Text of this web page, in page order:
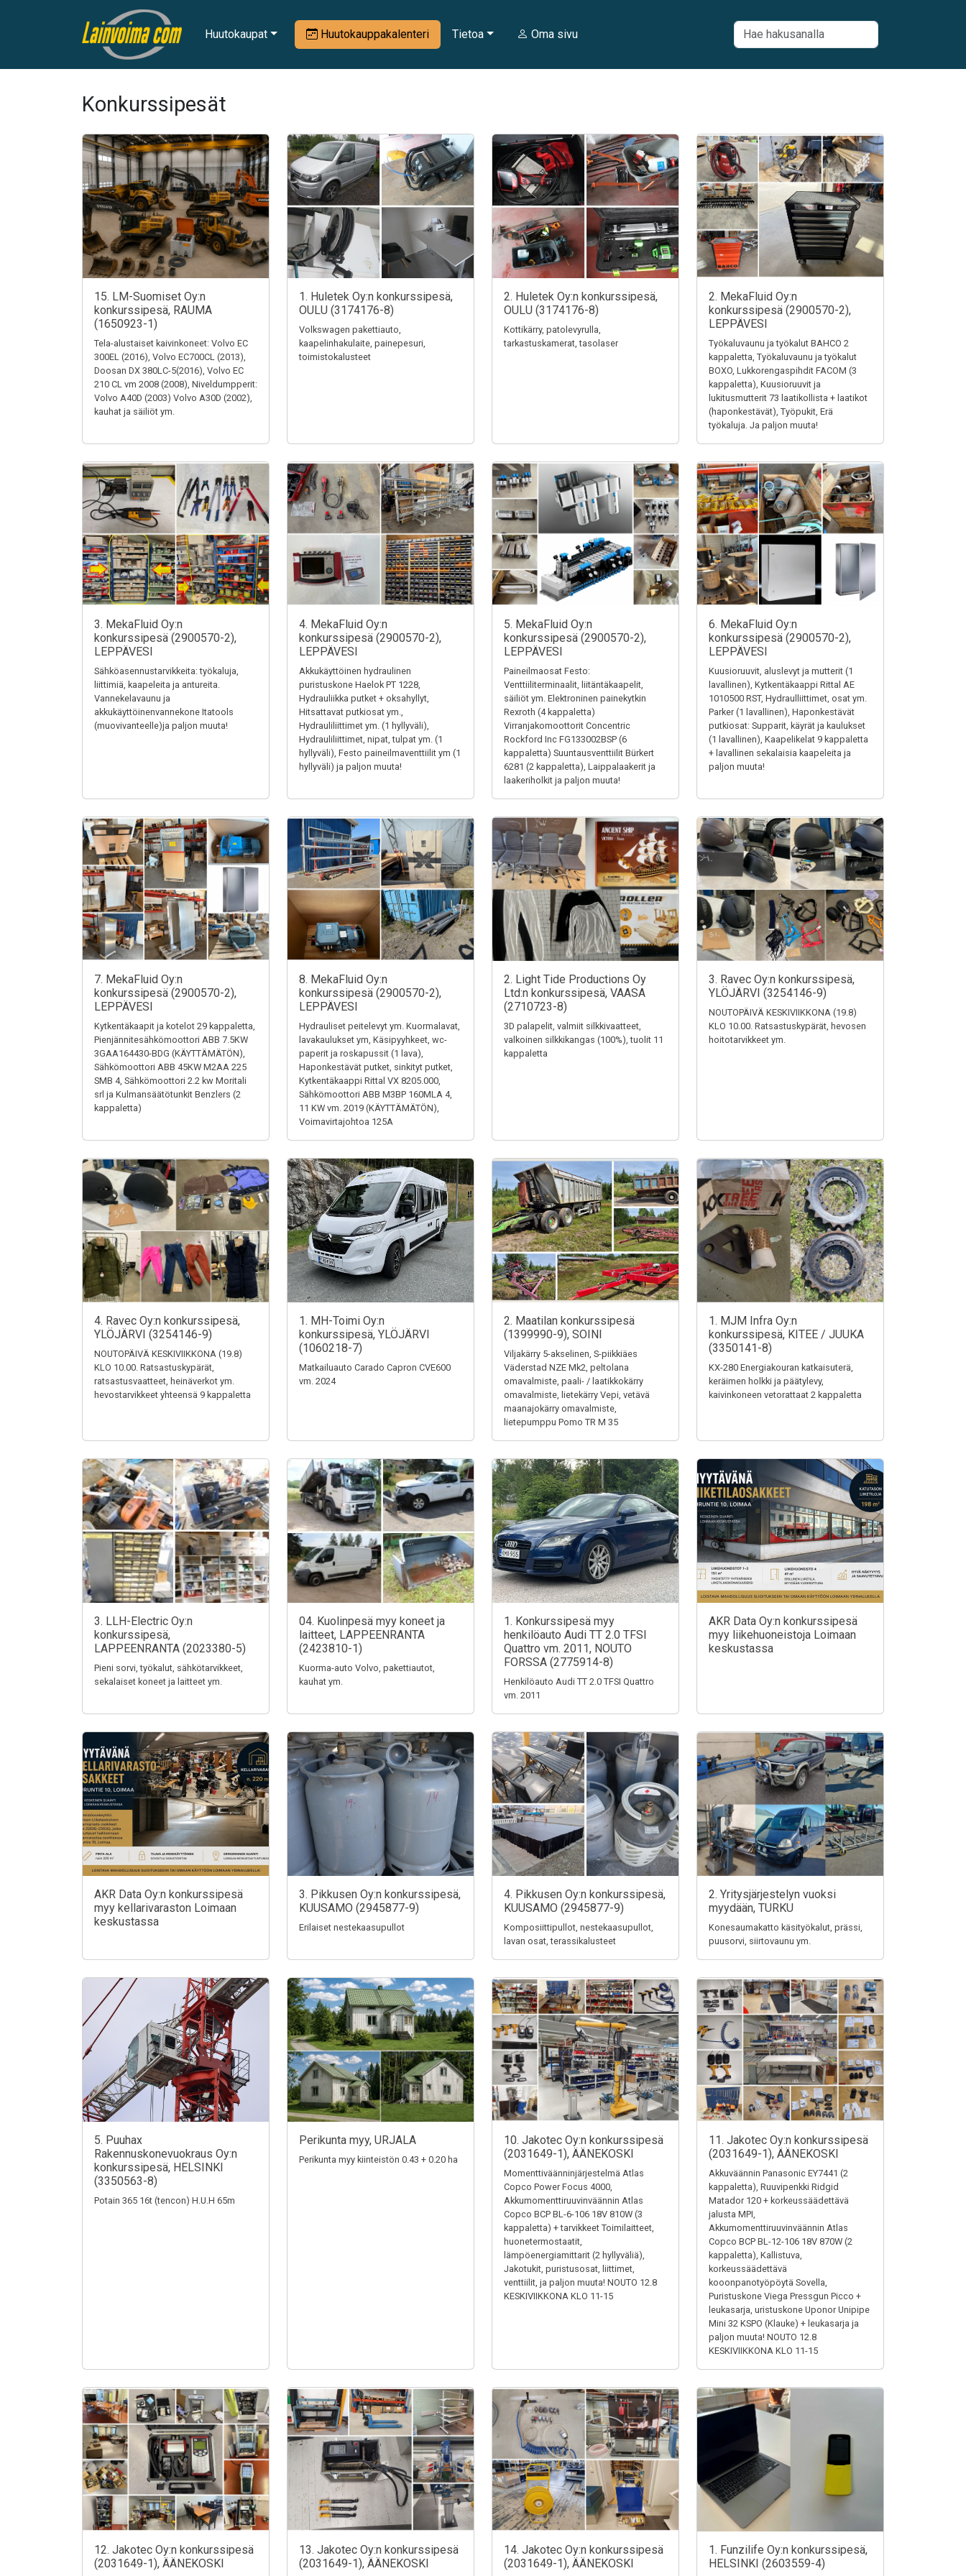
Huutokaupat Huutokauppakalenteri Tietoa Oma sivu
Konkurssipesät
15. LM-Suomiset Oy:n
konkurssipesä, RAUMA
(1650923-1)
Tela-alustaiset kaivinkoneet: Volvo EC
300EL (2016), Volvo EC700CL (2013),
Doosan DX 380LC-5(2016), Volvo EC
210 CL vm 2008 (2008), Niveldumpperit:
Volvo A40D (2003) Volvo A30D (2002),
kauhat ja säiliöt ym.
1. Huletek Oy:n konkurssipesä,
OULU (3174176-8)
Volkswagen pakettiauto,
kaapelinhakulaite, painepesuri,
toimistokalusteet
2. Huletek Oy:n konkurssipesä,
OULU (3174176-8)
Kottikärry, patolevyrulla,
tarkastuskamerat, tasolaser
2. MekaFluid Oy:n
konkurssipesä (2900570-2),
LEPPÄVESI
Työkaluvaunu ja työkalut BAHCO 2
kappaletta, Työkaluvaunu ja työkalut
BOXO, Lukkorengaspihdit FACOM (3
kappaletta), Kuusioruuvit ja
lukitusmutterit 73 laatikollista + laatikot
(haponkestävät), Työpukit, Erä
työkaluja. Ja paljon muuta!
3. MekaFluid Oy:n
konkurssipesä (2900570-2),
LEPPÄVESI
Sähköasennustarvikkeita: työkaluja,
liittimiä, kaapeleita ja antureita.
Vannekelavaunu ja
akkukäyttöinenvannekone Itatools
(muovivanteelle)ja paljon muuta!
4. MekaFluid Oy:n
konkurssipesä (2900570-2),
LEPPÄVESI
Akkukäyttöinen hydraulinen
puristuskone Haelok PT 1228,
Hydrauliikka putket + oksahyllyt,
Hitsattavat putkiosat ym.,
Hydrauliliittimet ym. (1 hyllyväli),
Hydrauliliittimet, nipat, tulpat ym. (1
hyllyväli), Festo paineilmaventtiilit ym (1
hyllyväli) ja paljon muuta!
5. MekaFluid Oy:n
konkurssipesä (2900570-2),
LEPPÄVESI
Paineilmaosat Festo:
Venttiiliterminaalit, liitäntäkaapelit,
säiliöt ym. Elektroninen painekytkin
Rexroth (4 kappaletta)
Virranjakomoottorit Concentric
Rockford Inc FG133002BSP (6
kappaletta) Suuntausventtiilit Bürkert
6281 (2 kappaletta), Laippalaakerit ja
laakeriholkit ja paljon muuta!
6. MekaFluid Oy:n
konkurssipesä (2900570-2),
LEPPÄVESI
Kuusioruuvit, aluslevyt ja mutterit (1
lavallinen), Kytkentäkaappi Rittal AE
1010500 RST, Hydraulliittimet, osat ym.
Parker (1 lavallinen), Haponkestävät
putkiosat: Supparit, käyrät ja kaulukset
(1 lavallinen), Kaapelikelat 9 kappaletta
+ lavallinen sekalaisia kaapeleita ja
paljon muuta!
7. MekaFluid Oy:n
konkurssipesä (2900570-2),
LEPPÄVESI
Kytkentäkaapit ja kotelot 29 kappaletta,
Pienjännitesähkömoottori ABB 7.5KW
3GAA164430-BDG (KÄYTTÄMÄTÖN),
Sähkömoottori ABB 45KW M2AA 225
SMB 4, Sähkömoottori 2.2 kw Moritali
srl ja Kulmansäätötunkit Benzlers (2
kappaletta)
8. MekaFluid Oy:n
konkurssipesä (2900570-2),
LEPPÄVESI
Hydrauliset peitelevyt ym. Kuormalavat,
lavakaulukset ym, Käsipyyhkeet, wc-
paperit ja roskapussit (1 lava),
Haponkestävät putket, sinkityt putket,
Kytkentäkaappi Rittal VX 8205.000,
Sähkömoottori ABB M3BP 160MLA 4,
11 KW vm. 2019 (KÄYTTÄMÄTÖN),
Voimavirtajohtoa 125A
2. Light Tide Productions Oy
Ltd:n konkurssipesä, VAASA
(2710723-8)
3D palapelit, valmiit silkkivaatteet,
valkoinen silkkikangas (100%), tuolit 11
kappaletta
3. Ravec Oy:n konkurssipesä,
YLÖJÄRVI (3254146-9)
NOUTOPÄIVÄ KESKIVIIKKONA (19.8)
KLO 10.00. Ratsastuskypärät, hevosen
hoitotarvikkeet ym.
4. Ravec Oy:n konkurssipesä,
YLÖJÄRVI (3254146-9)
NOUTOPÄIVÄ KESKIVIIKKONA (19.8)
KLO 10.00. Ratsastuskypärät,
ratsastusvaatteet, heinäverkot ym.
hevostarvikkeet yhteensä 9 kappaletta
1. MH-Toimi Oy:n
konkurssipesä, YLÖJÄRVI
(1060218-7)
Matkailuauto Carado Capron CVE600
vm. 2024
2. Maatilan konkurssipesä
(1399990-9), SOINI
Viljakärry 5-akselinen, S-piikkiäes
Väderstad NZE Mk2, peltolana
omavalmiste, paali- / laatikkokärry
omavalmiste, lietekärry Vepi, vetävä
maanajokärry omavalmiste,
lietepumppu Pomo TR M 35
1. MJM Infra Oy:n
konkurssipesä, KITEE / JUUKA
(3350141-8)
KX-280 Energiakouran katkaisuterä,
keräimen holkki ja päätylevy,
kaivinkoneen vetorattaat 2 kappaletta
3. LLH-Electric Oy:n
konkurssipesä,
LAPPEENRANTA (2023380-5)
Pieni sorvi, työkalut, sähkötarvikkeet,
sekalaiset koneet ja laitteet ym.
04. Kuolinpesä myy koneet ja
laitteet, LAPPEENRANTA
(2423810-1)
Kuorma-auto Volvo, pakettiautot,
kauhat ym.
1. Konkurssipesä myy
henkilöauto Audi TT 2.0 TFSI
Quattro vm. 2011, NOUTO
FORSSA (2775914-8)
Henkilöauto Audi TT 2.0 TFSI Quattro
vm. 2011
AKR Data Oy:n konkurssipesä
myy liikehuoneistoja Loimaan
keskustassa
AKR Data Oy:n konkurssipesä
myy kellarivaraston Loimaan
keskustassa
3. Pikkusen Oy:n konkurssipesä,
KUUSAMO (2945877-9)
Erilaiset nestekaasupullot
4. Pikkusen Oy:n konkurssipesä,
KUUSAMO (2945877-9)
Komposiittipullot, nestekaasupullot,
lavan osat, terassikalusteet
2. Yritysjärjestelyn vuoksi
myydään, TURKU
Konesaumakatto käsityökalut, prässi,
puusorvi, siirtovaunu ym.
5. Puuhax
Rakennuskonevuokraus Oy:n
konkurssipesä, HELSINKI
(3350563-8)
Potain 365 16t (tencon) H.U.H 65m
Perikunta myy, URJALA
Perikunta myy kiinteistön 0.43 + 0.20 ha
10. Jakotec Oy:n konkurssipesä
(2031649-1), ÄÄNEKOSKI
Momenttiväänninjärjestelmä Atlas
Copco Power Focus 4000,
Akkumomenttiruuvinväännin Atlas
Copco BCP BL-6-106 18V 810W (3
kappaletta) + tarvikkeet Toimilaitteet,
huonetermostaatit,
lämpöenergiamittarit (2 hyllyväliä),
Jakotukit, puristusosat, liittimet,
venttiilit, ja paljon muuta! NOUTO 12.8
KESKIVIIKKONA KLO 11-15
11. Jakotec Oy:n konkurssipesä
(2031649-1), ÄÄNEKOSKI
Akkuväännin Panasonic EY7441 (2
kappaletta), Ruuvipenkki Ridgid
Matador 120 + korkeussäädettävä
jalusta MPI,
Akkumomenttiruuvinväännin Atlas
Copco BCP BL-12-106 18V 870W (2
kappaletta), Kallistuva,
korkeussäädettävä
kooonpanotyöpöytä Sovella,
Puristuskone Viega Pressgun Picco +
leukasarja, uristuskone Uponor Unipipe
Mini 32 KSPO (Klauke) + leukasarja ja
paljon muuta! NOUTO 12.8
KESKIVIIKKONA KLO 11-15
12. Jakotec Oy:n konkurssipesä
(2031649-1), ÄÄNEKOSKI
13. Jakotec Oy:n konkurssipesä
(2031649-1), ÄÄNEKOSKI
14. Jakotec Oy:n konkurssipesä
(2031649-1), ÄÄNEKOSKI
1. Funzilife Oy:n konkurssipesä,
HELSINKI (2603559-4)